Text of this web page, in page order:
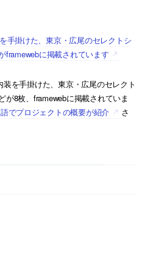
手掛けた、東京・広尾のセレクトシ
framewebに掲載されています
装を手掛けた、東京・広尾のセレクト
が8枚、framewebに掲載されていま
でプロジェクトの概要が紹介
さ